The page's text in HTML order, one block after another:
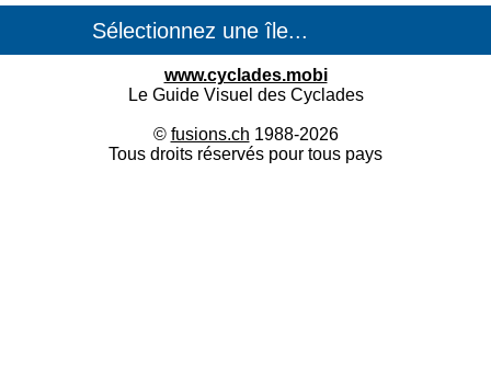
www.cyclades.mobi
Le Guide Visuel des Cyclades
© fusions.ch 1988-2026
Tous droits réservés pour tous pays